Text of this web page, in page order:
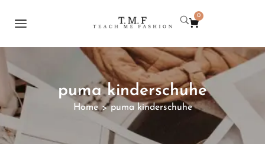
0
puma kinderschuhe
Home > puma kinderschuhe